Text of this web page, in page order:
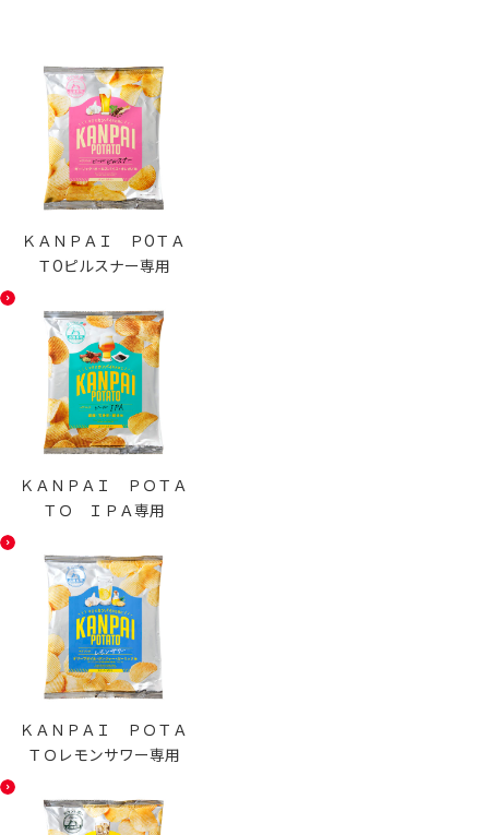
ＫＡＮＰＡＩ ＰОＴＡ
ＴОピルスナー専用
ＫＡＮＰＡＩ ＰＯＴＡ
ＴＯ ＩＰＡ専用
ＫＡＮＰＡＩ ＰＯＴＡ
ＴＯレモンサワー専用